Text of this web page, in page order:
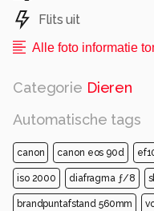
Flits uit
Alle foto informatie
Categorie Dieren
Automatische tags
canon canon eos 90d
iso 2000 diafragma ƒ/8
brandpuntafstand 560mm